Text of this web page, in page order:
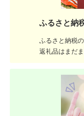
ふるさと納
ふるさと納税
返礼品はまだ